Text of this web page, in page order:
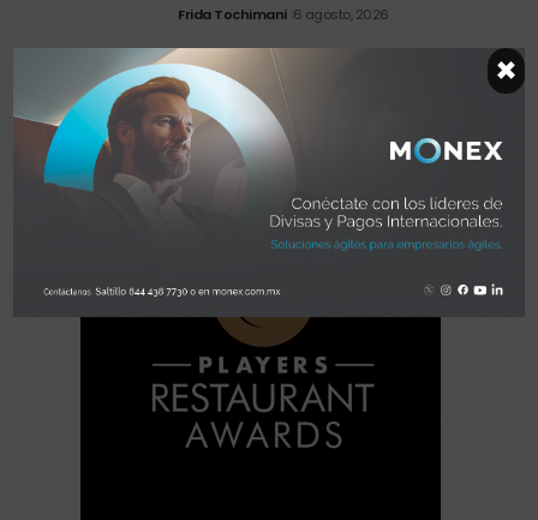
Frida Tochimani 6 agosto, 2026
×